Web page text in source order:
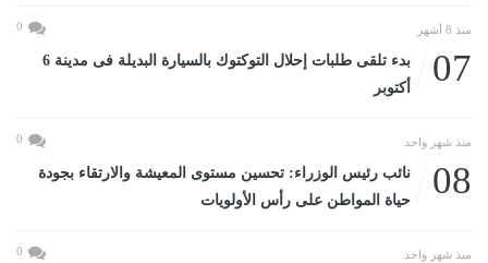
منذ 8 أشهر 0
07
بدء تلقى طلبات إحلال التوكتوك بالسيارة البديلة فى مدينة 6
أكتوبر
منذ شهر واحد 0
08
نائب رئيس الوزراء: تحسين مستوى المعيشة والارتقاء بجودة
حياة المواطن على رأس الأولويات
منذ شهر واحد 0